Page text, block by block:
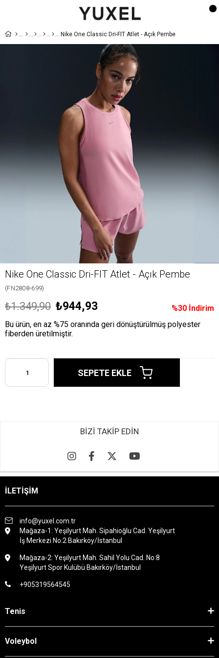
Nike One Classic Dri-FIT Atlet - Açık Pembe
Nike One Classic Dri-FIT Atlet - Açık Pembe
(FN2808-699)
%30 İndirim
₺1.349,90 ₺944,93
Bu ürün, en az %75 oranında geri dönüştürülmüş polyester
fiberden üretilmiştir.
BİZİ TAKİP EDİN
İLETİŞİM
info@yuxel.com.tr
Mağaza-1: Yeşilyurt Mah. Sipahioğlu Cad. Yeşilyurt
İş Merkezi No:2 Bakırköy/İstanbul
Mağaza-2: Yeşilyurt Mah. Sahil Yolu Cad. No:8
Yeşilyurt Spor Kulübü Bakırköy/İstanbul
+905319564545
Tenis
Voleybol